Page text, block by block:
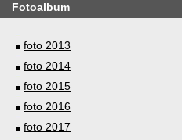
Fotoalbum
foto 2013
foto 2014
foto 2015
foto 2016
foto 2017